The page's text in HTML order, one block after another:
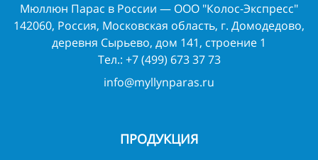
Мюллюн Парас в России — ООО "Колос-Экспресс"
142060, Россия, Московская область, г. Домодедово,
деревня Сырьево, дом 141, строение 1
Тел.: +7 (499) 673 37 73
info@myllynparas.ru
ПРОДУКЦИЯ